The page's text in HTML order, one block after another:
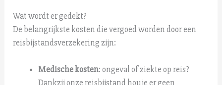
Wat wordt er gedekt?
De belangrijkste kosten die vergoed worden door een
reisbijstandsverzekering zijn:
Medische kosten:ongeval of ziekte op reis?